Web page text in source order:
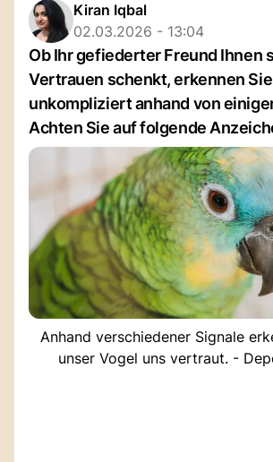
Kiran Iqbal
02.03.2026 - 13:04
Ob Ihr gefiederter Freund Ihnen
Vertrauen schenkt, erkennen Sie
unkompliziert anhand von
Achten Sie auf folgende
Anhand verschiedener Signale
unser Vogel uns vertraut. -